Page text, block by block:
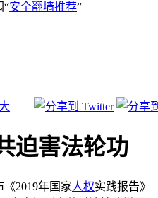
“安全翻墙推荐”
迫害法轮功
《2019年国家人权实践报告》